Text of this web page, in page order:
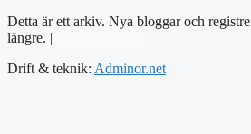
Detta är ett arkiv. Nya bloggar och
längre. |
Drift & teknik: Adminor.net